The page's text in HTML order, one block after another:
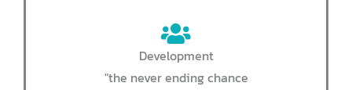
Development
"the never ending chance